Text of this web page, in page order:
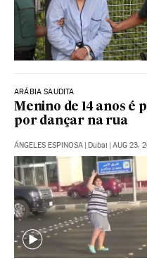
ARÁBIA SAUDITA
Menino de 14 anos é
por dançar na rua
ÁNGELES ESPINOSA | Dubai | AUG 23,